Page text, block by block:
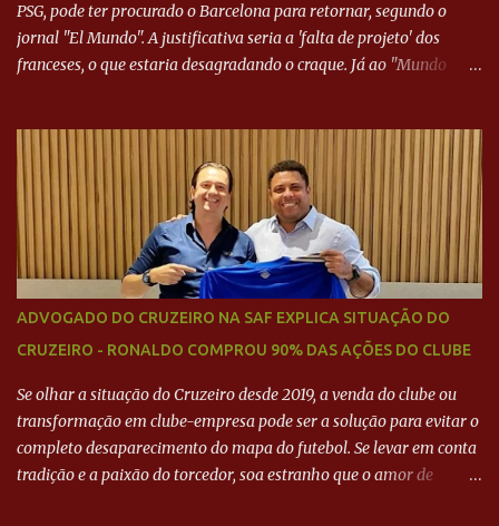
PSG, pode ter procurado o Barcelona para retornar, segundo o
jornal "El Mundo". A justificativa seria a 'falta de projeto' dos
franceses, o que estaria desagradando o craque. Já ao "Mundo
Neymar Pai nega
ADVOGADO DO CRUZEIRO NA SAF EXPLICA SITUAÇÃO DO
CRUZEIRO - RONALDO COMPROU 90% DAS AÇÕES DO CLUBE
Se olhar a situação do Cruzeiro desde 2019, a venda do clube ou
transformação em clube-empresa pode ser a solução para evitar o
completo desaparecimento do mapa do futebol. Se levar em conta
tradição e a paixão do torcedor, soa estranho que o amor de